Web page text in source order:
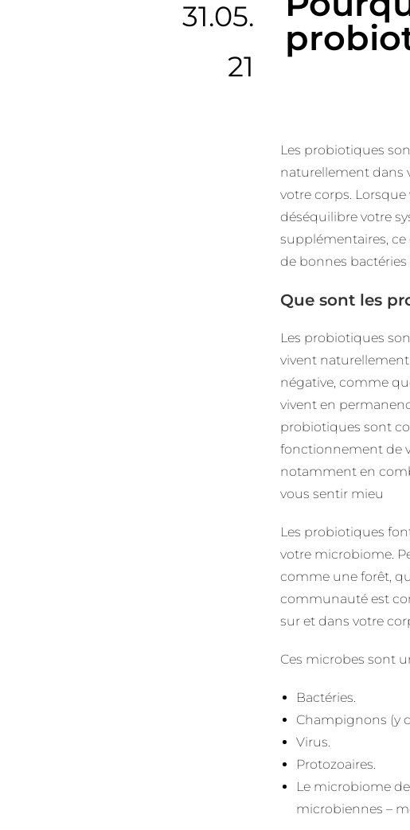
31.05.
21
Les probiotiques
naturellement dans
votre corps.
déséquilibre votre
supplémentaires,
de bonnes
Que sont les
Les probiotiques
vivent
négative, comme
vivent en
probiotiques sont
fonctionnement de
notamment en
vous sentir mieu
Les probiotiques
votre microbiome.
comme une forêt,
communauté est
sur et dans votre
Ces microbes sont
Bactéries.
Champignons (y
Virus.
Protozoaires.
Le microbiome
microbiennes –